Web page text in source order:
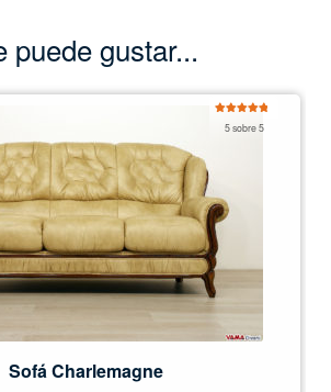
puede gustar...
5 sobre 5
Sofá Charlemagne